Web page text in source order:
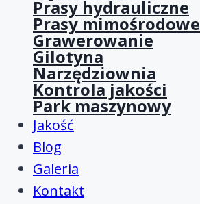
Prasy hydrauliczne
Prasy mimośrodowe
Grawerowanie
Gilotyna
Narzędziownia
Kontrola jakości
Park maszynowy
Jakość
Blog
Galeria
Kontakt